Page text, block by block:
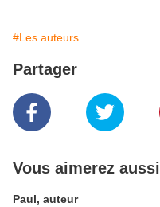
#Les auteurs
Partager
Vous aimerez aussi
Paul, auteur